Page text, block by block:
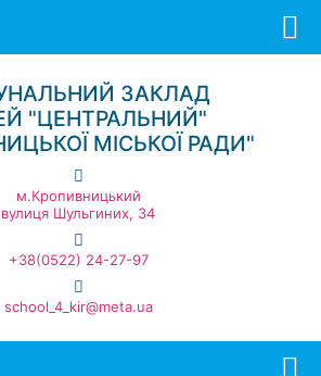
ЗАКЛАД
"ЦЕНТРАЛЬНИЙ"
МІСЬКОЇ РАДИ"
м.Кропивницький
вулиця Шульгиних, 34
+38(0522) 24-27-97
school_4_kir@meta.ua